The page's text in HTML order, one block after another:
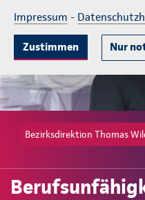
Impressum -
Zustimmen Nur
Bezirksdirektion Thomas